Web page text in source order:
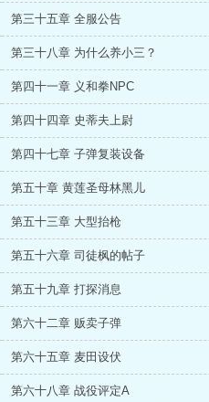
第三十五章 全服公告
第三十八章 为什么养小三？
第四十一章 义和拳NPC
第四十四章 史蒂夫上尉
第四十七章 子弹复装设备
第五十章 黄莲圣母林黑儿
第五十三章 大型抬枪
第五十六章 司徒枫的帖子
第五十九章 打探消息
第六十二章 贩卖子弹
第六十五章 麦田设伏
第六十八章 战役评定A